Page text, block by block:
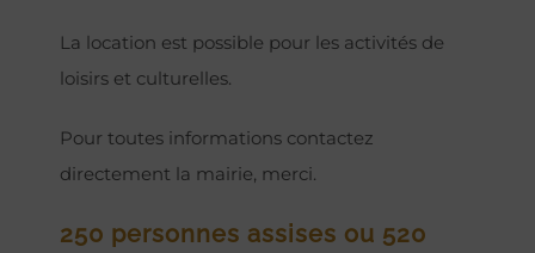
La location est possible pour les activités de
loisirs et culturelles.
Pour toutes informations contactez
directement la mairie, merci.
250 personnes assises ou 520